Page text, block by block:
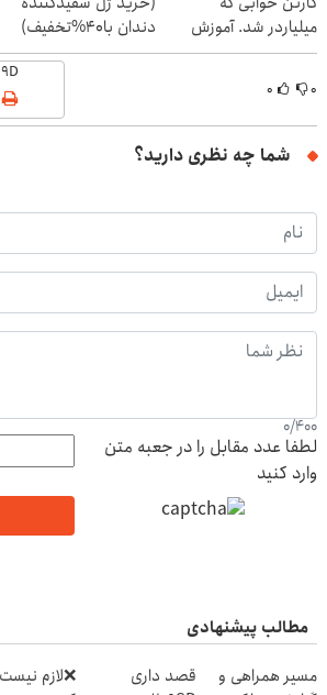
میلیاردر شد. آموزش
رایگان
دندان با40%تخفیف)
۰ ۰
شما چه نظری دارید؟
0/400
لطفا عدد مقابل را در جعبه متن
وارد کنید
مطالب پیشنهادی
مسیر همراهی و
قصد داری
❌لازم نیست